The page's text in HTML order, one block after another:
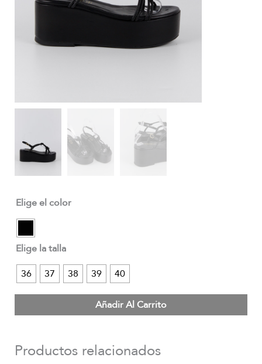
Elige el color
Elige la talla
36
37 38 39 40
Añadir Al Carrito
Productos relacionados